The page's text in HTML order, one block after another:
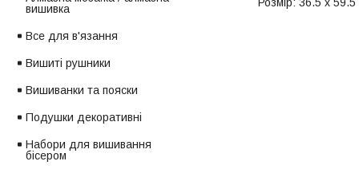
Розмір: 36.5 x 59.5
вишивка
Все для в'язання
Вишиті рушники
Вишиванки та пояски
Подушки декоративні
Набори для вишивання
бісером